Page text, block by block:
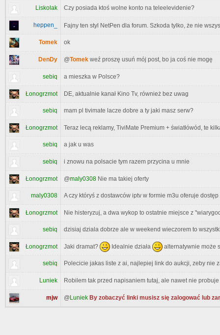
Liskolak Czy posiada ktoś wolne konto na teleelevidenie?
heppen_ Fajny ten styl NetPen dla forum. Szkoda tylko, że nie
Tomek ok
DenDy @Tomek weź proszę usuń mój post, bo ja coś nie mogę
sebiq a mieszka w Polsce?
Łonogrzmot DE, aktualnie kanał Kino Tv, również bez uwag
sebiq mam pl tivimate lacze dobre a ty jaki masz serw?
Łonogrzmot Teraz lecą reklamy, TiviMate Premium + światłówód, te
sebiq a jak u was
sebiq i znowu na polsacie tym razem przycina u mnie
Łonogrzmot @maly0308 Nie ma takiej oferty
maly0308 A czy któryś z dostawców iptv w formie m3u oferuje
Łonogrzmot Nie histeryzuj, a dwa wykop to ostatnie miejsce z
sebiq dzisiaj dziala dobrze ale w weekend wieczorem to
Łonogrzmot Jaki dramat? Idealnie działa alternatywnie może
sebiq Polecicie jakas liste z ai, najlepiej link do aukcji, zeby nie
Luniek Robilem tak przed napisaniem tutaj, ale nawet nie
mjw @ Luniek By zobaczyć linki musisz się zalogować lub